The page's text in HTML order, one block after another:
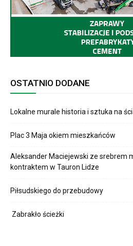
OSTATNIO DODANE
Lokalne murale historia i sztuka na
Plac 3 Maja okiem mieszkańców
Aleksander Maciejewski ze srebrem
kontraktem w Tauron Lidze
Piłsudskiego do przebudowy
Zabrakło ścieżki